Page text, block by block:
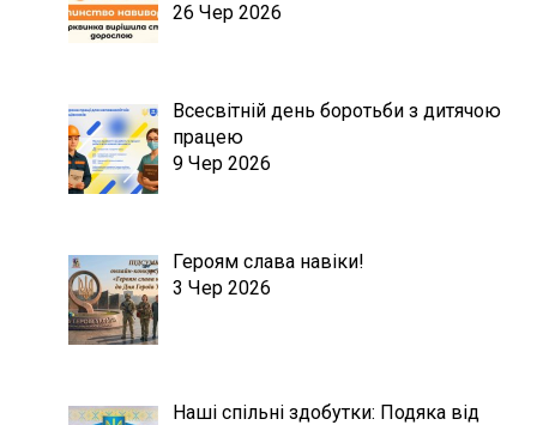
26 Чер 2026
Всесвітній день боротьби з дитячою
працею
9 Чер 2026
Героям слава навіки!
3 Чер 2026
Наші спільні здобутки: Подяка від